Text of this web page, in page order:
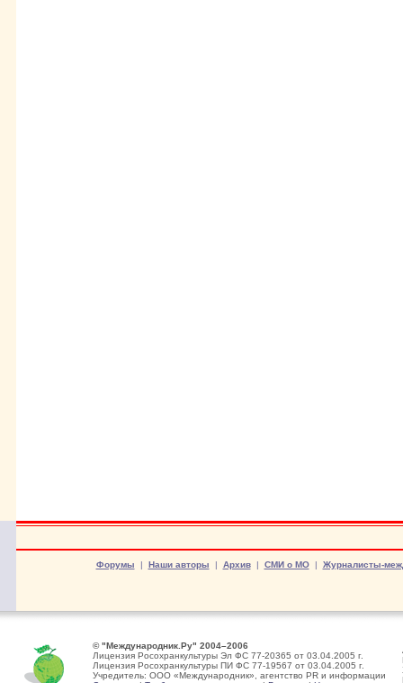
Форумы | Наши авторы | Архив| СМИ о МО| Журналисты-
© "Международник.Ру" 2004–2006
Лицензия Росохранкультуры Эл ФС 77-20365 от 03.04.2005 г.
Лицензия Росохранкультуры ПИ ФС 77-19567 от 03.04.2005 г.
Учредитель: ООО «Международник», агентство PR и информации